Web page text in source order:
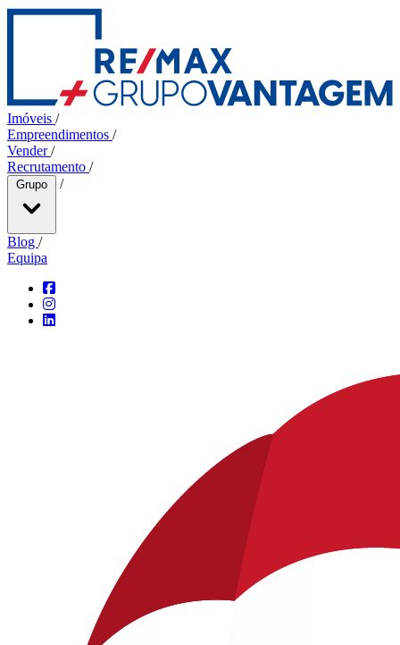
Imóveis /
Empreendimentos /
Vender/
Recrutamento /
Grupo /
Blog /
Equipa